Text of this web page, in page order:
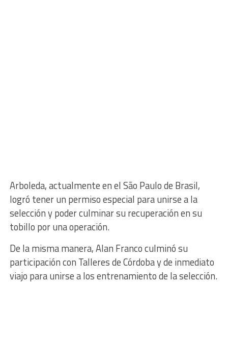
Arboleda, actualmente en el São Paulo de Brasil,
logró tener un permiso especial para unirse a la
selección y poder culminar su recuperación en su
tobillo por una operación.
De la misma manera, Alan Franco culminó su
participación con Talleres de Córdoba y de inmediato
viajo para unirse a los entrenamiento de la selección.